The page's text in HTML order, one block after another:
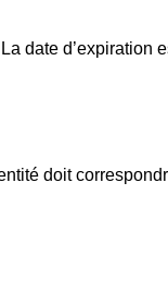
date d’expiration
doit